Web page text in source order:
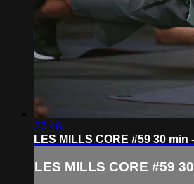
27:46
LES MILLS CORE #59 30 min
LES MILLS CORE #59